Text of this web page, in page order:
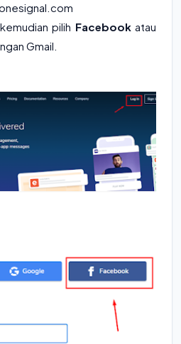
kemudian pilih Facebookatau
Gmail.